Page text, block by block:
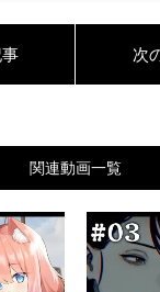
関連動画一覧